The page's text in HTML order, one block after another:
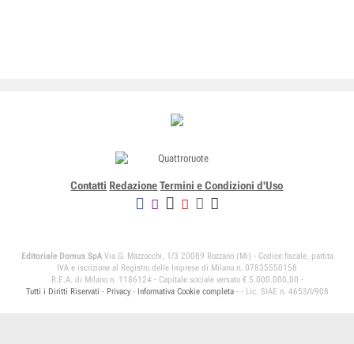
Contatti Redazione Termini e Condizioni d'Uso
Editoriale Domus SpAVia G. Mazzocchi, 1/3 20089 Rozzano (Mi) - Codice fiscale, partita
IVA e iscrizione al Registro delle Imprese di Milano n. 07835550158
R.E.A. di Milano n. 1186124 - Capitale sociale versato € 5.000.000,00 -
Tutti i Diritti Riservati - Privacy- Informativa Cookie completa- - Lic. SIAE n. 4653/I/908